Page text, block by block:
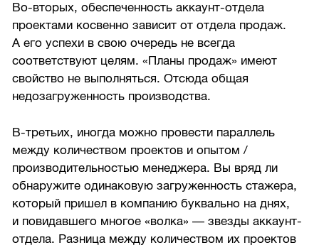
Во-вторых, обеспеченность аккаунт-отдела
проектами косвенно зависит от отдела продаж.
А его успехи в свою очередь не всегда
соответствуют целям. «Планы продаж» имеют
свойство не выполняться. Отсюда общая
недозагруженность производства.
В-третьих, иногда можно провести параллель
между количеством проектов и опытом /
производительностью менеджера. Вы вряд ли
обнаружите одинаковую загруженность стажера,
который пришел в компанию буквально на днях,
и повидавшего многое «волка» — звезды аккаунт-
отдела. Разница между количеством их проектов